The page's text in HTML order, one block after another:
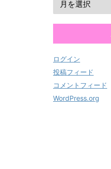
ログイン
投稿フィード
コメントフィード
WordPress.org